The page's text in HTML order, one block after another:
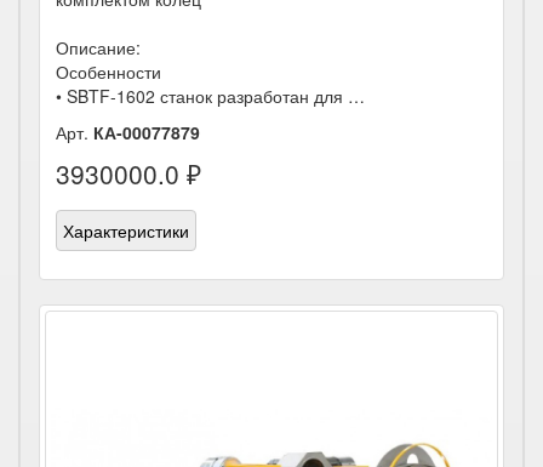
Описание:
Особенности
• SBTF-1602 станок разработан для …
Арт. КА-00077879
3930000.0 ₽
Характеристики